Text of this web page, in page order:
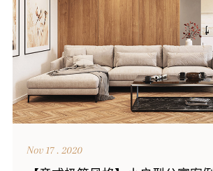
Nov 17 . 2020